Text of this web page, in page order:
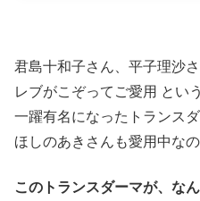
君島十和子さん、平子理沙
レブがこぞってご愛用 とい
一躍有名になったトランス
ほしのあきさんも愛用中なの
このトランスダーマが、な